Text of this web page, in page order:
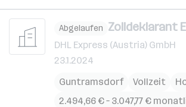
Abgelaufen Zolldeklarant
DHL Express (Austria) GmbH
23.1.2024
Guntramsdorf
Vollzeit
2.494,66 € – 3.047,77 €